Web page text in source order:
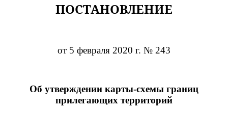
ПОСТАНОВЛЕНИЕ
от 5 февраля 2020 г. № 243
Об утверждении карты-схемы границ
прилегающих территорий